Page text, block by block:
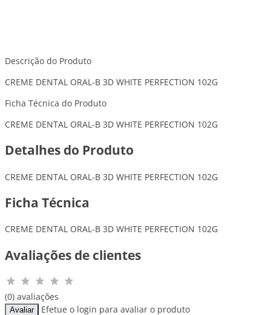
Descrição do Produto
CREME DENTAL ORAL-B 3D WHITE PERFECTION 102G
Ficha Técnica do Produto
CREME DENTAL ORAL-B 3D WHITE PERFECTION 102G
Detalhes do Produto
CREME DENTAL ORAL-B 3D WHITE PERFECTION 102G
Ficha Técnica
CREME DENTAL ORAL-B 3D WHITE PERFECTION 102G
Avaliações de clientes
(0) avaliações
Avaliar Efetue o login para avaliar o produto